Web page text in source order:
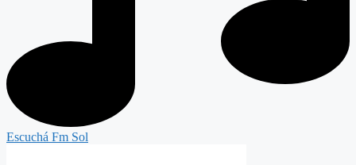
Escuchá Fm Sol